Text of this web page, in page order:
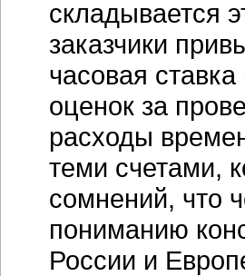
складывается
заказчики
часовая
оценок за
расходы
теми счетами,
сомнений, что
пониманию
России и